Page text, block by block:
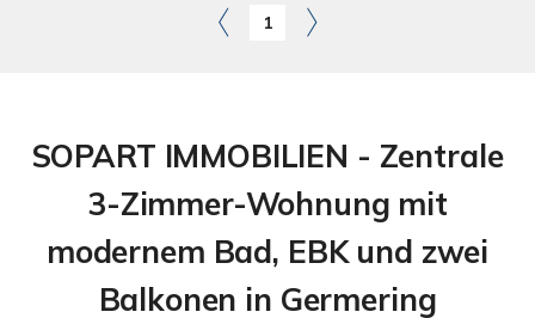
1
SOPART IMMOBILIEN - Zentrale
3-Zimmer-Wohnung mit
modernem Bad, EBK und zwei
Balkonen in Germering